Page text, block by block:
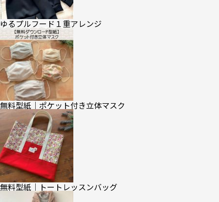
ゆるプルフード１重アレンジ
無料型紙｜ポケット付き立体マスク
無料型紙｜トートレッスンバッグ